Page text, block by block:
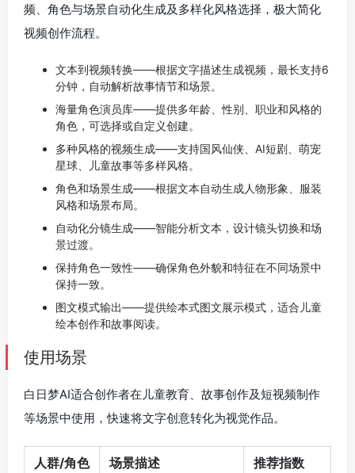
频、角色与场景自动化生成及多样化风格选择，极大简化
视频创作流程。
文本到视频转换——根据文字描述生成视频，最长支持6
分钟，自动解析故事情节和场景。
海量角色演员库——提供多年龄、性别、职业和风格的
角色，可选择或自定义创建。
多种风格的视频生成——支持国风仙侠、AI短剧、萌宠
星球、儿童故事等多样风格。
角色和场景生成——根据文本自动生成人物形象、服装
风格和场景布局。
自动化分镜生成——智能分析文本，设计镜头切换和场
景过渡。
保持角色一致性——确保角色外貌和特征在不同场景中
保持一致。
图文模式输出——提供绘本式图文展示模式，适合儿童
绘本创作和故事阅读。
使用场景
白日梦AI适合创作者在儿童教育、故事创作及短视频制作
等场景中使用，快速将文字创意转化为视觉作品。
人群/角色 场景描述 推荐指数